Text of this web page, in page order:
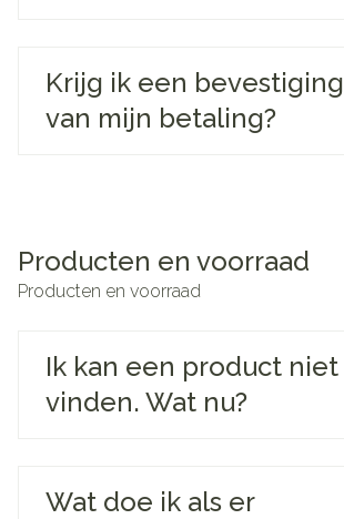
Krijg ik een bevestiging
van mijn betaling?
Producten en voorraad
Producten en voorraad
Ik kan een product niet
vinden. Wat nu?
Wat doe ik als er